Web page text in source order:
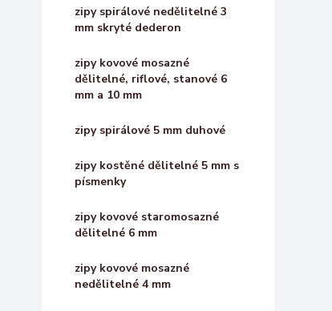
zipy spirálové nedělitelné 3
mm skryté dederon
zipy kovové mosazné
dělitelné, riflové, stanové 6
mm a 10 mm
zipy spirálové 5 mm duhové
zipy kostěné dělitelné 5 mm s
písmenky
zipy kovové staromosazné
dělitelné 6 mm
zipy kovové mosazné
nedělitelné 4 mm